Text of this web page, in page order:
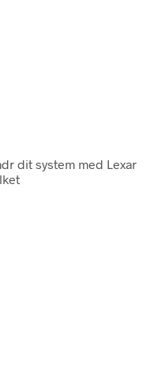
dit system med Lexar